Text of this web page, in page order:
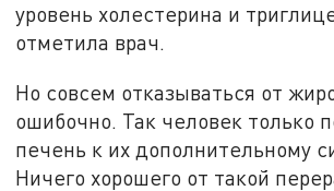
уровень холестерина и
отметила врач.
Но совсем отказываться от
ошибочно. Так человек только
печень к их дополнительному
Ничего хорошего от такой